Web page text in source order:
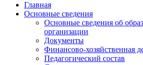
Главная
Основные сведения
Основные сведения об
организации
Документы
Финансово-хозяйственная
Педагогический состав